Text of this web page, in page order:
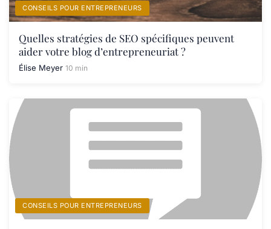
CONSEILS POUR ENTREPRENEURS
Quelles stratégies de SEO spécifiques peuvent
aider votre blog d’entrepreneuriat ?
Élise Meyer 10 min
CONSEILS POUR ENTREPRENEURS